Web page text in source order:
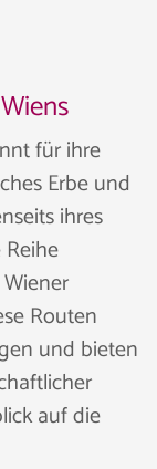
für ihre
Erbe und
ihres
Routen
und bieten
auf die